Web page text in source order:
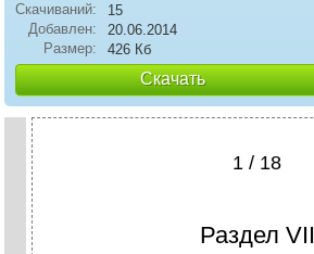
Скачиваний:
15
Добавлен:
20.06.2014
Размер:
426 Кб
Скачать
1 / 18
Раздел VII